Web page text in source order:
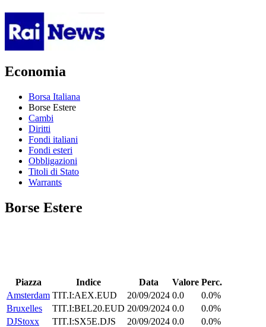
Economia
Borsa Italiana
Borse Estere
Cambi
Diritti
Fondi italiani
Fondi esteri
Obbligazioni
Titoli di Stato
Warrants
Borse Estere
Piazza Indice Data Valore Perc.
Amsterdam TIT.I:AEX.EUD 20/09/2024 0.0
0.0%
Bruxelles
TIT.I:BEL20.EUD 20/09/2024 0.0
0.0%
DJStoxx
TIT.I:SX5E.DJS 20/09/2024 0.0
0.0%